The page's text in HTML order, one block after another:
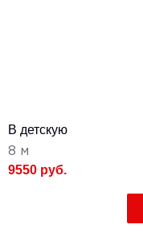
В детскую
8 м
9550 руб.